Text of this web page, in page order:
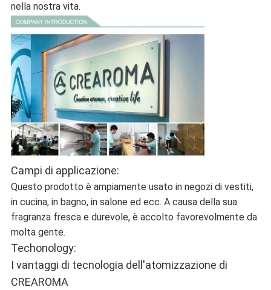
nella nostra vita.
Campi di applicazione:
Questo prodotto è ampiamente usato in negozi di vestiti,
in cucina, in bagno, in salone ed ecc. A causa della sua
fragranza fresca e durevole, è accolto favorevolmente da
molta gente.
Techonology:
I vantaggi di tecnologia dell'atomizzazione di
CREAROMA